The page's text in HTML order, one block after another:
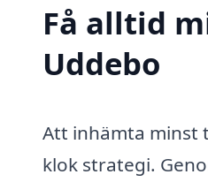
Få alltid
Uddebo
Att inhämta minst
klok strategi.